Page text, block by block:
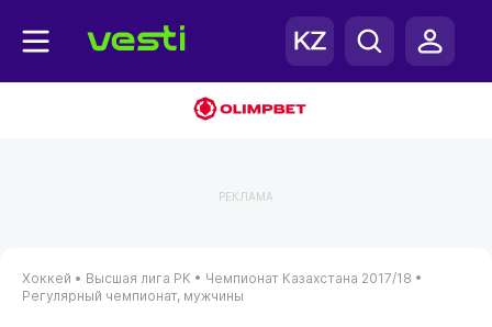
РЕКЛАМА
Хоккей • Высшая лига РК • Чемпионат Казахстана 2017/18 •
Регулярный чемпионат, мужчины